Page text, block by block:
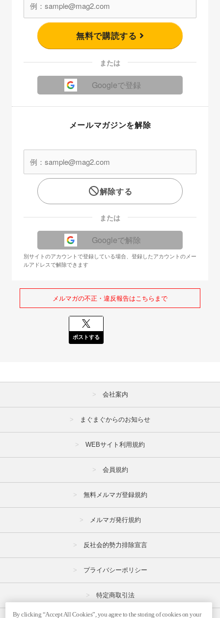
無料で購読する
または
Googleで登録
メールマガジンを解除
解除する
または
Googleで解除
別サイトのアカウントで登録している場合、登録したアカウントのメー
ルアドレスで解除できます
メルマガの不正・違反報告はこちらまで
ポストする
会社案内
まぐまぐからのお知らせ
WEBサイト利用規約
会員規約
無料メルマガ登録規約
メルマガ発行規約
反社会的勢力排除宣言
プライバシーポリシー
特定商取引法
By clicking “Accept All Cookies”, you agree to the storing of cookies on your